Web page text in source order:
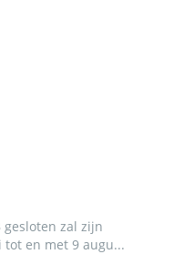
zal zijn
en met 9 augu...